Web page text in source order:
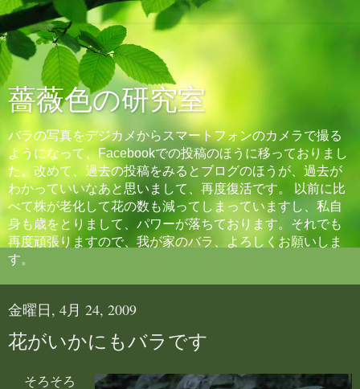
薔薇色の研究室
バラの写真をデジカメからスマートフォンのカメラで撮る
ようになって、Facebookでの投稿のほうに移っておりまし
た。改めて、過去の投稿をみるとブログのほうが、過去が
わかっていいなあと思いまして、再度復活です。 以前に比
べて株が老化して花の数も減ってしまっていますし、私自
身も歳をとりまして、パワーが落ちております。それでも
再度頑張りますので、我が家のバラ、よろしくお願いしま
す。
金曜日, 4月 24, 2009
花がいかにもバラです
そろそろ